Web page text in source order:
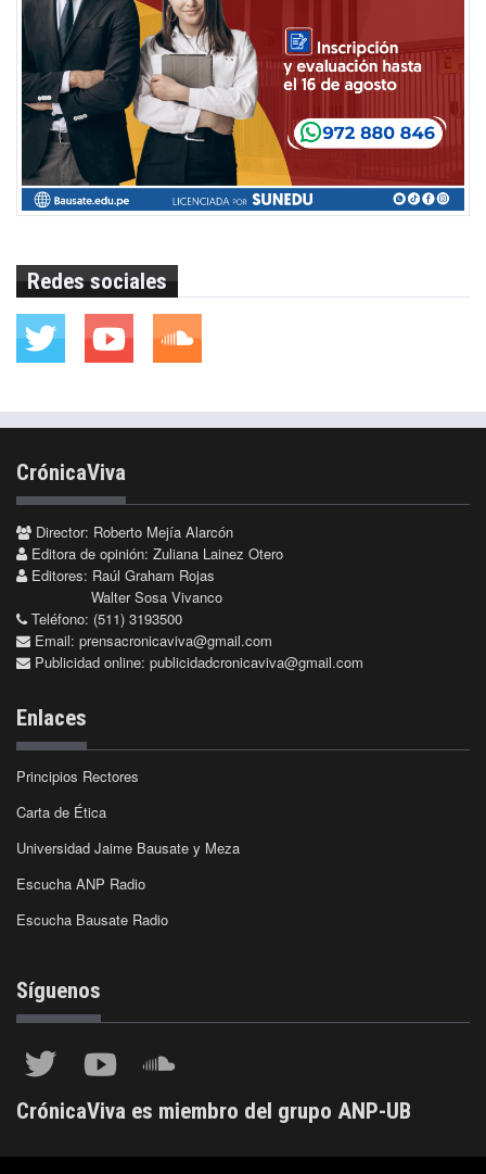
Redes sociales
CrónicaViva
Director: Roberto Mejía Alarcón
Editora de opinión: Zuliana Lainez Otero
Editores: Raúl Graham Rojas
Walter Sosa Vivanco
Teléfono: (511) 3193500
Email: prensacronicaviva@gmail.com
Publicidad online: publicidadcronicaviva@gmail.com
Enlaces
Principios Rectores
Carta de Ética
Universidad Jaime Bausate y Meza
Escucha ANP Radio
Escucha Bausate Radio
Síguenos
CrónicaViva es miembro del grupo ANP-UB